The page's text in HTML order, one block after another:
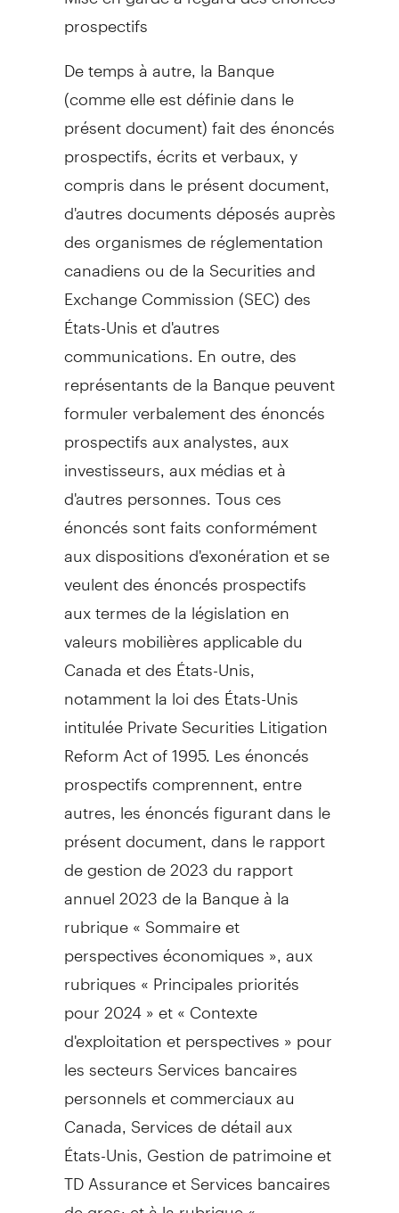
prospectifs
De temps à autre, la Banque
(comme elle est définie dans le
présent document) fait des énoncés
prospectifs, écrits et verbaux, y
compris dans le présent document,
d'autres documents déposés auprès
des organismes de réglementation
canadiens ou de la Securities and
Exchange Commission (SEC) des
États-Unis et d'autres
communications. En outre, des
représentants de la Banque peuvent
formuler verbalement des énoncés
prospectifs aux analystes, aux
investisseurs, aux médias et à
d'autres personnes. Tous ces
énoncés sont faits conformément
aux dispositions d'exonération et se
veulent des énoncés prospectifs
aux termes de la législation en
valeurs mobilières applicable du
Canadaet des États-Unis,
notamment la loi des États-Unis
intitulée Private Securities Litigation
Reform Act of 1995. Les énoncés
prospectifs comprennent, entre
autres, les énoncés figurant dans le
présent document, dans le rapport
de gestion de 2023 du rapport
annuel 2023 de la Banque à la
rubrique « Sommaire et
perspectives économiques », aux
rubriques « Principales priorités
pour 2024 » et « Contexte
d'exploitation et perspectives » pour
les secteurs Services bancaires
personnels et commerciaux au
Canada , Services de détail aux
États-Unis, Gestion depatrimoine et
TD Assurance et Services bancaires
de gros; et à la rubrique «